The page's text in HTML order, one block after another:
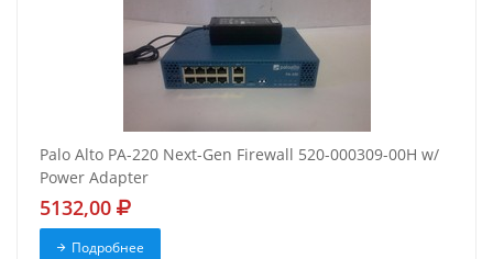
Palo Alto PA-220 Next-Gen Firewall 520-000309-00H w/
Power Adapter
5132,00
Подробнее